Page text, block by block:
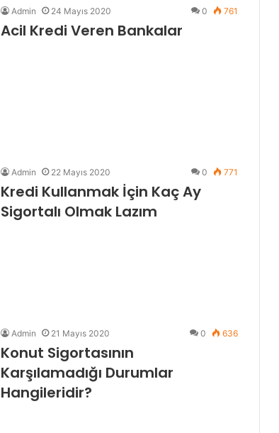
Admin 24 Mayıs 2020 0 761
Acil Kredi Veren Bankalar
Admin 22 Mayıs 2020 0 771
Kredi Kullanmak İçin Kaç Ay
Sigortalı Olmak Lazım
Admin 21 Mayıs 2020 0 636
Konut Sigortasının
Karşılamadığı Durumlar
Hangileridir?